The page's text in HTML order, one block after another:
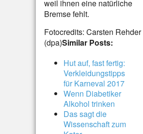
weil ihnen eine natürliche
Bremse fehlt.
Fotocredits: Carsten Rehder
(dpa)Similar Posts:
Hut auf, fast fertig:
Verkleidungstipps
für Karneval 2017
Wenn Diabetiker
Alkohol trinken
Das sagt die
Wissenschaft zum